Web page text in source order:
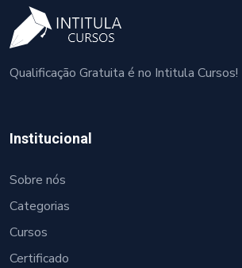
Qualificação Gratuita é no Intitula Cursos!
Institucional
Sobre nós
Categorias
Cursos
Certificado